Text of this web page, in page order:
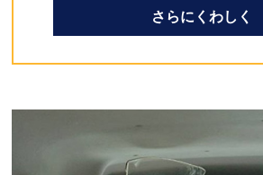
さらにくわしく